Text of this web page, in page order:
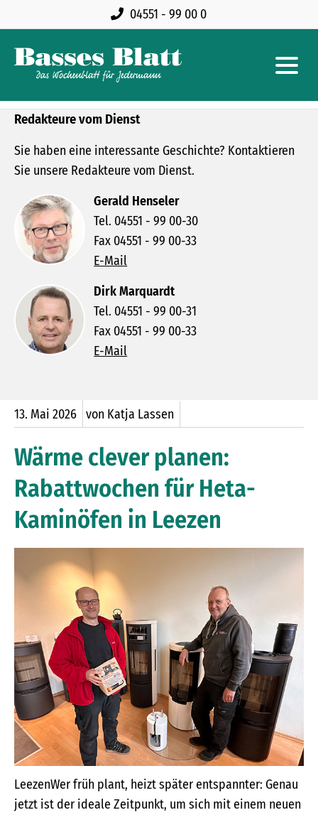
04551 - 99 00 0
Redakteure vom Dienst
Sie haben eine interessante Geschichte? Kontaktieren
Sie unsere Redakteure vom Dienst.
Gerald Henseler
Tel. 04551 - 99 00-30
Fax 04551 - 99 00-33
E-Mail
Dirk Marquardt
Tel. 04551 - 99 00-31
Fax 04551 - 99 00-33
E-Mail
13. Mai 2026 von Katja Lassen
Wärme clever planen:
Rabattwochen für Heta-
Kaminöfen in Leezen
LeezenWer früh plant, heizt später entspannter: Genau
jetzt ist der ideale Zeitpunkt, um sich mit einem neuen